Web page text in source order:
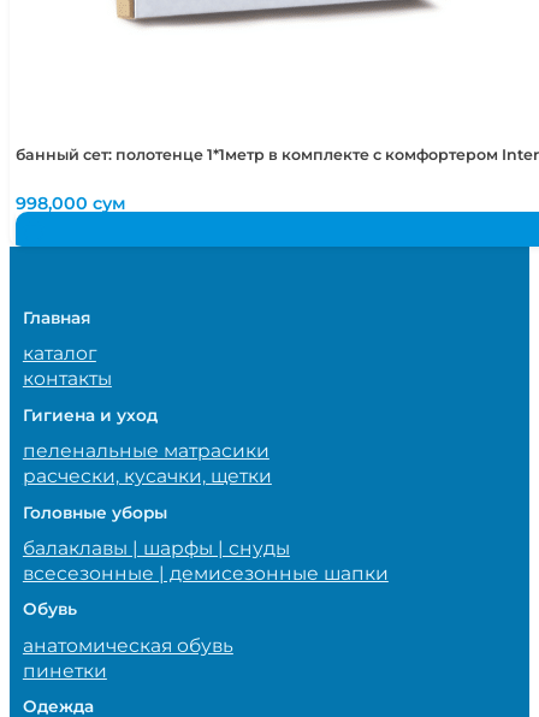
банный сет: полотенце 1*1метр в комплекте с комфортером
998,000сум
Главная
каталог
контакты
Гигиена и уход
пеленальные матрасики
расчески, кусачки, щетки
Головные уборы
балаклавы | шарфы | снуды
всесезонные | демисезонные шапки
Обувь
анатомическая обувь
пинетки
Одежда